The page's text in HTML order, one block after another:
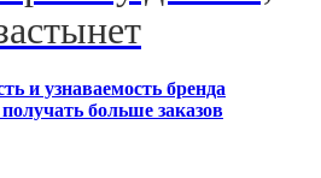
и узнаваемость бренда
больше заказов